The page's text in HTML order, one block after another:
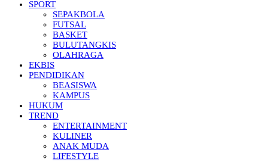
SPORT
SEPAKBOLA
FUTSAL
BASKET
BULUTANGKIS
OLAHRAGA
EKBIS
PENDIDIKAN
BEASISWA
KAMPUS
HUKUM
TREND
ENTERTAINMENT
KULINER
ANAK MUDA
LIFESTYLE